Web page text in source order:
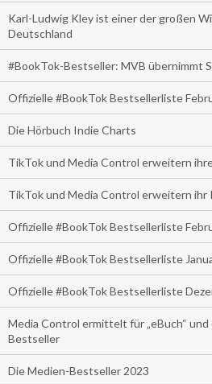
Karl-Ludwig Kley ist einer der großen
Deutschland
#BookTok-Bestseller: MVB übernimmt
Offizielle #BookTok Bestsellerliste
Die Hörbuch Indie Charts
TikTok und Media Control erweitern
TikTok und Media Control erweitern ihr
Offizielle #BookTok Bestsellerliste
Offizielle #BookTok Bestsellerliste
Offizielle #BookTok Bestsellerliste
Media Control ermittelt für „eBuch“ und
Bestseller
Die Medien-Bestseller 2023